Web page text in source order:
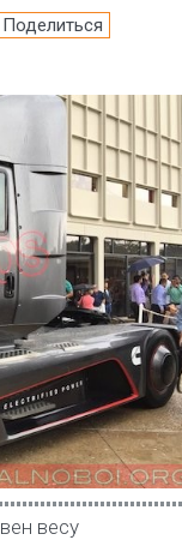
Поделиться
весу